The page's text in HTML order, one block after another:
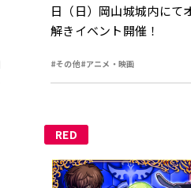
日（日）岡山城城内にて
解きイベント開催！
#その他#アニメ・映画
RED